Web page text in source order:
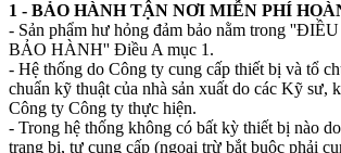
1 - BẢO HÀNH TẬN NƠI MIỄN PHÍ
- Sản phẩm hư hỏng đảm bảo nằm trong
BẢO HÀNH'' Điều A mục 1.
- Hệ thống do Công ty cung cấp thiết bị và tổ
chuẩn kỹ thuật của nhà sản xuất do các Kỹ sư,
Công ty Công ty thực hiện.
- Trong hệ thống không có bất kỳ thiết bị nào
trang bị, tự cung cấp (ngoại trừ bắt buộc phải